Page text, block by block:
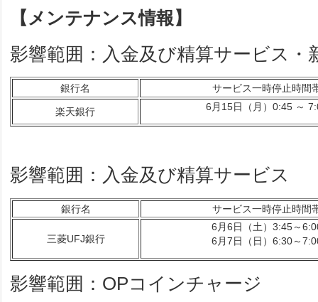
【メンテナンス情報】
影響範囲：入金及び精算サービス・
銀行名 サービス一時停止時間
楽天銀行 6月15日（月）0:45 ～
影響範囲：入金及び精算サービス
銀行名 サービス一時停止時間
三菱UFJ銀行
6月6日（土）3:45～
6月7日（日）6:30～
影響範囲：OPコインチャージ